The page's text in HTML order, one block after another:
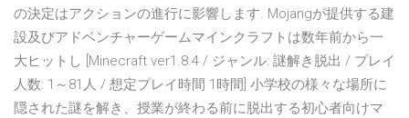
の決定はアクションの進行に影響します. Mojangが提供する建
設及びアドベンチャーゲームマインクラフトは数年前から一
大ヒットし [Minecraft ver1.8.4 / ジャンル: 謎解き脱出 / プレイ
人数: 1～81人 / 想定プレイ時間 1時間] 小学校の様々な場所に
隠された謎を解き、授業が終わる前に脱出する初心者向けマ